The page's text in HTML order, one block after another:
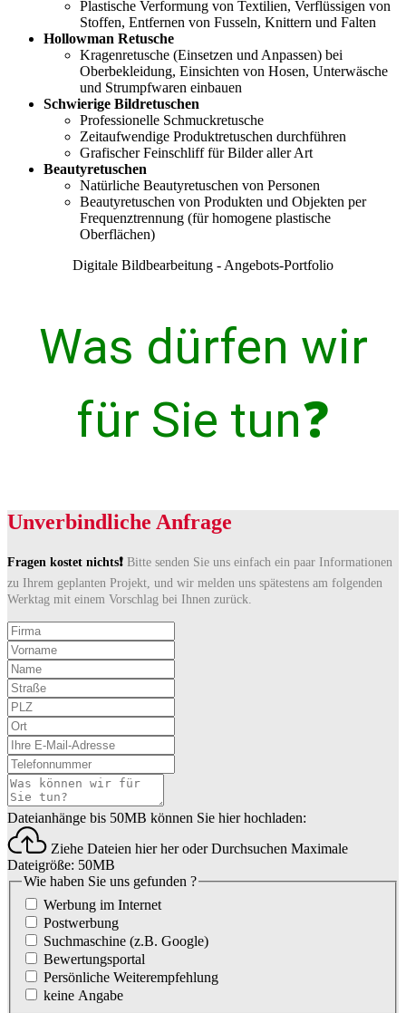
Plastische Verformung von Textilien, Verflüssigen von
Stoffen, Entfernen von Fusseln, Knittern und Falten
Hollowman Retusche
Kragenretusche (Einsetzen und Anpassen) bei
Oberbekleidung, Einsichten von Hosen, Unterwäsche
und Strumpfwaren einbauen
Schwierige Bildretuschen
Professionelle Schmuckretusche
Zeitaufwendige Produktretuschen durchführen
Grafischer Feinschliff für Bilder aller Art
Beautyretuschen
Natürliche Beautyretuschen von Personen
Beautyretuschen von Produkten und Objekten per
Frequenztrennung (für homogene plastische
Oberflächen)
Digitale Bildbearbeitung - Angebots-Portfolio
Was dürfen wir
für Sie tun❓
Unverbindliche Anfrage
Fragen kostet nichts❗ Bitte senden Sie uns einfach ein paar Informationen
zu Ihrem geplanten Projekt, und wir melden uns spätestens am folgenden
Werktag mit einem Vorschlag bei Ihnen zurück.
Dateianhänge bis 50MB können Sie hier hochladen:
Ziehe Dateien hier her oderDurchsuchen Maximale
Dateigröße: 50MB
Wie haben Sie uns gefunden ?
Werbung im Internet
Postwerbung
Suchmaschine (z.B. Google)
Bewertungsportal
Persönliche Weiterempfehlung
keine Angabe